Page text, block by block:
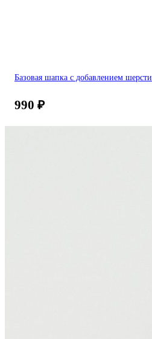
Базовая шапка с добавлением шерсти
990 ₽